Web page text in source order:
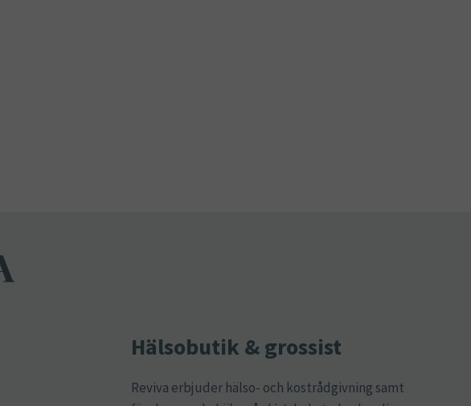
Hälsobutik & grossist
Reviva erbjuder hälso- och kostrådgivning samt